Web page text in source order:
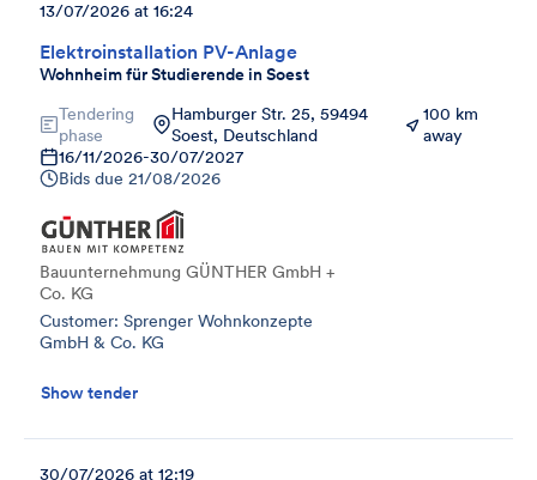
Elektroinstallation PV-Anlage
Wohnheim für Studierende in Soest
13/07/2026 at 16:24
Tendering
phase
Hamburger Str. 25, 59494
Soest, Deutschland
100 km
away
16/11/2026-30/07/2027
Bids due 21/08/2026
Bauunternehmung GÜNTHER GmbH +
Co. KG
Customer: Sprenger Wohnkonzepte
GmbH & Co. KG
Show tender
30/07/2026 at 12:19